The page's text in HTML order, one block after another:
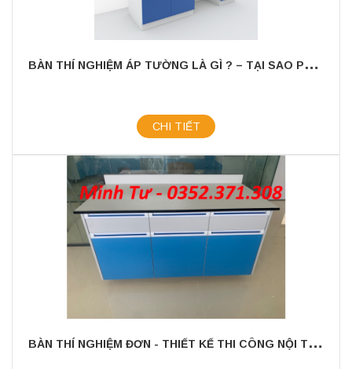
B
ÀN THÍ NGHIỆM ÁP TƯỜNG LÀ GÌ ? – TẠI SAO PHẢI CÓ BÀN THÍ NGHIỆM ÁP TƯỜNG ???
CHI TIẾT
B
ÀN THÍ NGHIỆM ĐƠN - THIẾT KẾ THI CÔNG NỘI THẤT PHÒNG THÍ NGHIỆM